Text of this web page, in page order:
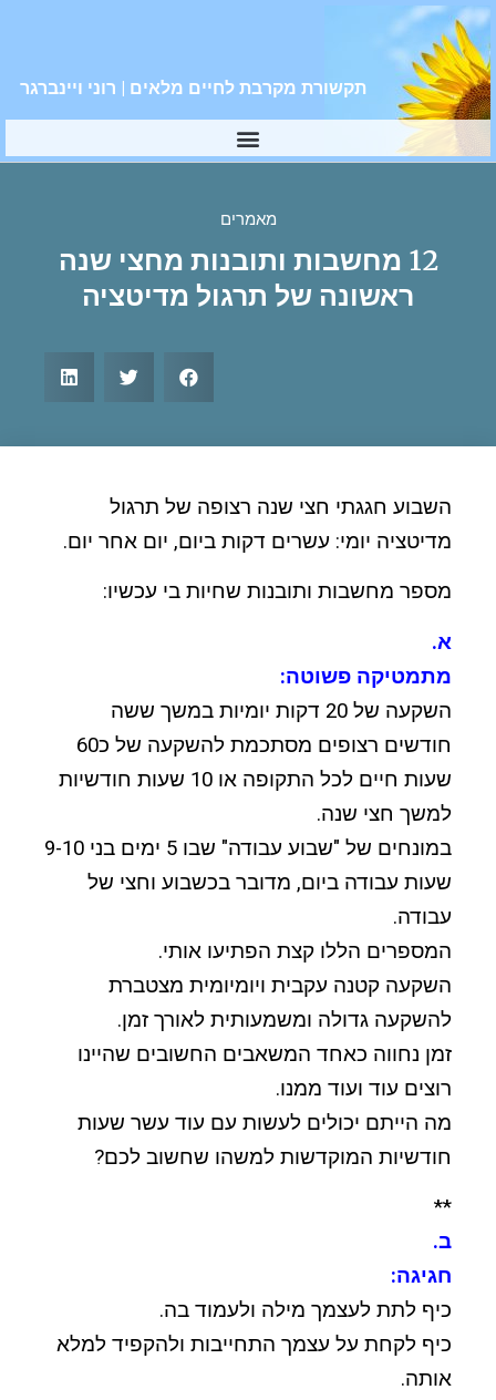
תקשורת מקרבת לחיים מלאים | רוני ויינברגר
מאמרים
12 מחשבות ותובנות מחצי שנה
ראשונה של תרגול מדיטציה
השבוע חגגתי חצי שנה רצופה של תרגול
מדיטציה יומי: עשרים דקות ביום, יום אחר יום.
מספר מחשבות ותובנות שחיות בי עכשיו:
א.
מתמטיקה פשוטה:
השקעה של 20 דקות יומיות במשך ששה
חודשים רצופים מסתכמת להשקעה של כ60
שעות חיים לכל התקופה או 10 שעות חודשיות
למשך חצי שנה.
במונחים של "שבוע עבודה" שבו 5 ימים בני 9-10
שעות עבודה ביום, מדובר בכשבוע וחצי של
עבודה.
המספרים הללו קצת הפתיעו אותי.
השקעה קטנה עקבית ויומיומית מצטברת
להשקעה גדולה ומשמעותית לאורך זמן.
זמן נחווה כאחד המשאבים החשובים שהיינו
רוצים עוד ועוד ממנו.
מה הייתם יכולים לעשות עם עוד עשר שעות
חודשיות המוקדשות למשהו שחשוב לכם?
**
ב.
חגיגה:
כיף לתת לעצמך מילה ולעמוד בה.
כיף לקחת על עצמך התחייבות ולהקפיד למלא
אותה.